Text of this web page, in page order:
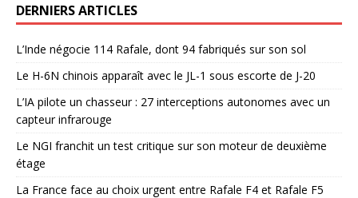
DERNIERS ARTICLES
L’Inde négocie 114 Rafale, dont 94 fabriqués sur son sol
Le H-6N chinois apparaît avec le JL-1 sous escorte de J-20
L’IA pilote un chasseur : 27 interceptions autonomes avec un
capteur infrarouge
Le NGI franchit un test critique sur son moteur de deuxième
étage
La France face au choix urgent entre Rafale F4 et Rafale F5